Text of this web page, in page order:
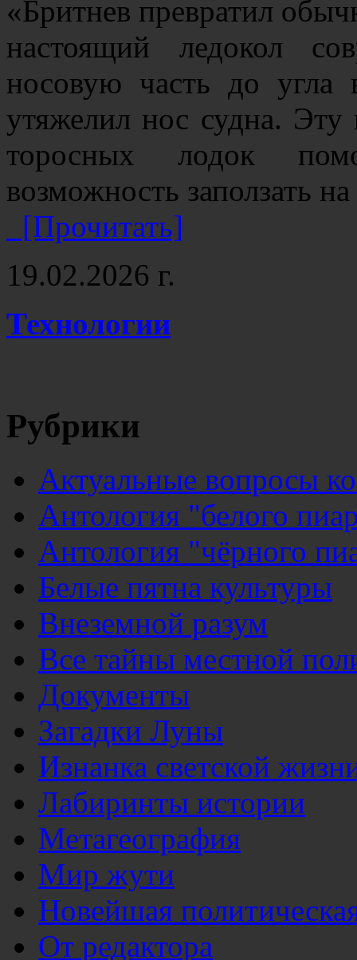
«Бритнев превратил
настоящий ледокол
носовую часть до угла
утяжелил нос судна. Эту
торосных лодок
возможность заползать
[Прочитать]
19.02.2026 г.
Технологии
Рубрики
Актуальные вопросы
Антология "белого
Антология "чёрного
Белые пятна культуры
Внеземной разум
Все тайны местной
Документы
Загадки Луны
Изнанка светской
Лабиринты истории
Метагеография
Мир жути
Новейшая
От редактора